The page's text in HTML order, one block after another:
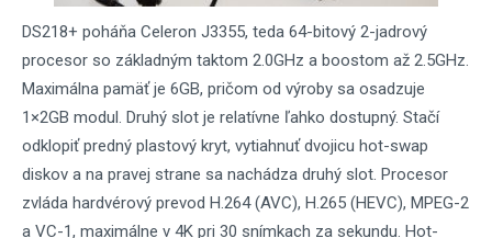
DS218+ poháňa Celeron J3355, teda 64-bitový 2-jadrový
procesor so základným taktom 2.0GHz a boostom až 2.5GHz.
Maximálna pamäť je 6GB, pričom od výroby sa osadzuje
1×2GB modul. Druhý slot je relatívne ľahko dostupný. Stačí
odklopiť predný plastový kryt, vytiahnuť dvojicu hot-swap
diskov a na pravej strane sa nachádza druhý slot. Procesor
zvláda hardvérový prevod H.264 (AVC), H.265 (HEVC), MPEG-2
a VC-1, maximálne v 4K pri 30 snímkach za sekundu. Hot-